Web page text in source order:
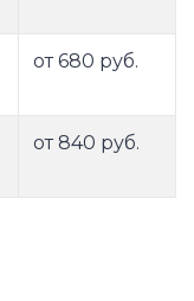
от 680 руб.
от 840 руб.